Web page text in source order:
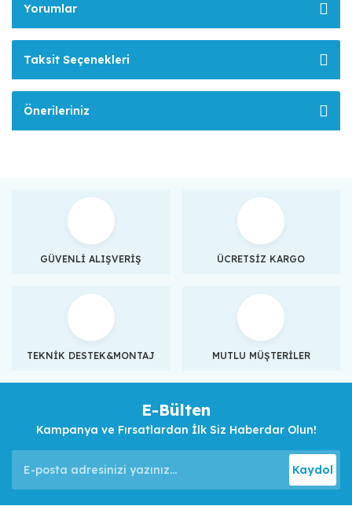
Yorumlar
Taksit Seçenekleri
Önerileriniz
GÜVENLİ ALIŞVERİŞ ÜCRETSİZ KARGO
TEKNİK DESTEK&MONTAJ MUTLU MÜŞTERİLER
E-Bülten
Kampanya ve Fırsatlardan İlk Siz Haberdar Olun!
Kaydol